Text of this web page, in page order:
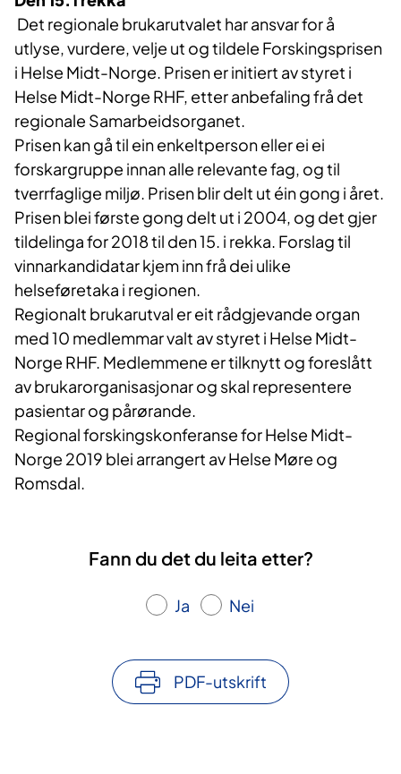
Det regionale brukarutvalet har ansvar for å
utlyse, vurdere, velje ut og tildele Forskingsprisen
i Helse Midt-Norge. Prisen er initiert av styret i
Helse Midt-Norge RHF, etter anbefaling frå det
regionale Samarbeidsorganet.
Prisen kan gå til ein enkeltperson eller ei ei
forskargruppe innan alle relevante fag, og til
tverrfaglige miljø. Prisen blir delt ut éin gong i året.
Prisen blei første gong delt ut i 2004, og det gjer
tildelinga for 2018 til den 15. i rekka. Forslag til
vinnarkandidatar kjem inn frå dei ulike
helseføretaka i regionen.
Regionalt brukarutval er eit rådgjevande organ
med 10 medlemmar valt av styret i Helse Midt-
Norge RHF. Medlemmene er tilknytt og foreslått
av brukarorganisasjonar og skal representere
pasientar og pårørande.
Regional forskingskonferanse for Helse Midt-
Norge 2019 blei arrangert av Helse Møre og
Romsdal.
Fann du det du leita etter?
Ja Nei
PDF-utskrift